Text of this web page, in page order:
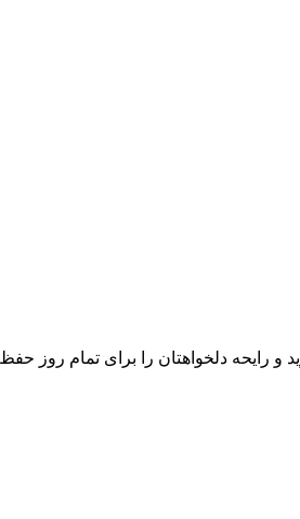
رایحه دلخواهتان را برای تمام روز حفظ